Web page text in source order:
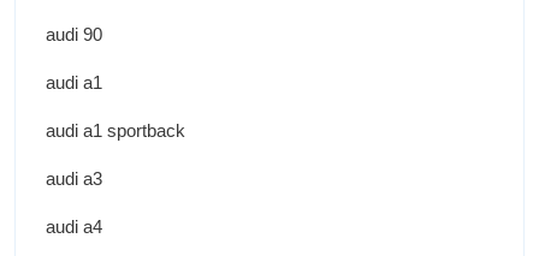
audi 90
audi a1
audi a1 sportback
audi a3
audi a4